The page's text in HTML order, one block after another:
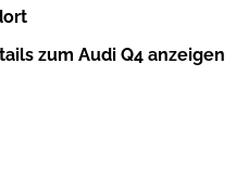
zum Audi Q4 anzeigen